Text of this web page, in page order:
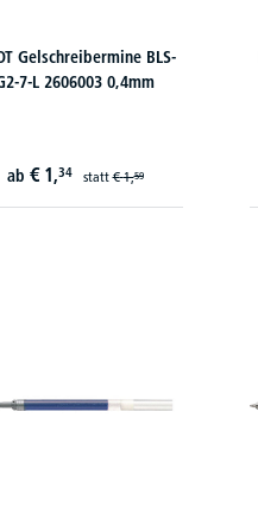
Gelschreibermine BLS-
7-L 2606003 0,4mm
ab € 1,34 statt€ 1,59